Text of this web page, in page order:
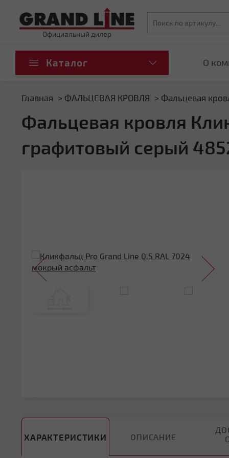
Официальный дилер
Каталог О
Главная ФАЛЬЦЕВАЯ КРОВЛЯ Фальцевая
Фальцевая кровля
графитовый серый
ХАРАКТЕРИСТИКИ ОПИСАНИЕ